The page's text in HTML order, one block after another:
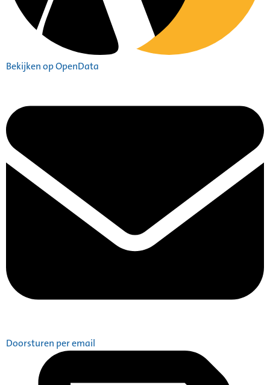
Bekijken op OpenData
Doorsturen per email